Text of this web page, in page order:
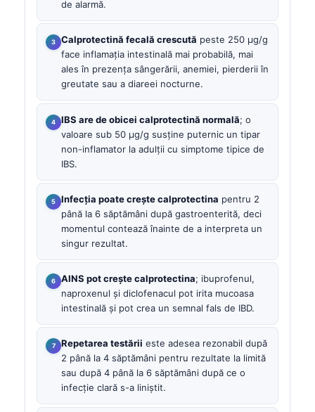
de alarmă.
Calprotectină fecală crescută peste 250 µg/g
face inflamația intestinală mai probabilă, mai
ales în prezența sângerării, anemiei, pierderii în
greutate sau a diareei nocturne.
IBS are de obicei calprotectină normală; o
valoare sub 50 µg/g susține puternic un tipar
non-inflamator la adulții cu simptome tipice de
IBS.
Infecția poate crește calprotectina pentru 2
până la 6 săptămâni după gastroenterită, deci
momentul contează înainte de a interpreta un
singur rezultat.
AINS pot crește calprotectina; ibuprofenul,
naproxenul și diclofenacul pot irita mucoasa
intestinală și pot crea un semnal fals de IBD.
Repetarea testării este adesea rezonabil după
2 până la 4 săptămâni pentru rezultate la limită
sau după 4 până la 6 săptămâni după ce o
infecție clară s-a liniștit.